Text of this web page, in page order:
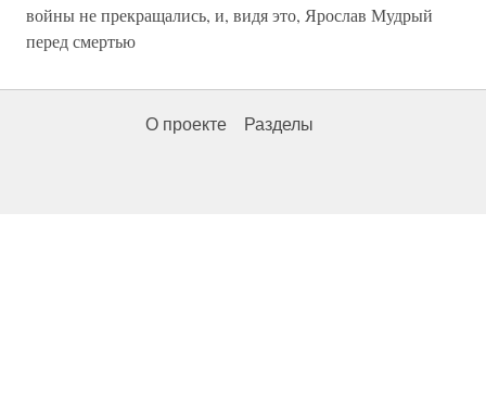
войны не прекращались, и, видя это, Ярослав Мудрый
перед смертью
О проекте Разделы